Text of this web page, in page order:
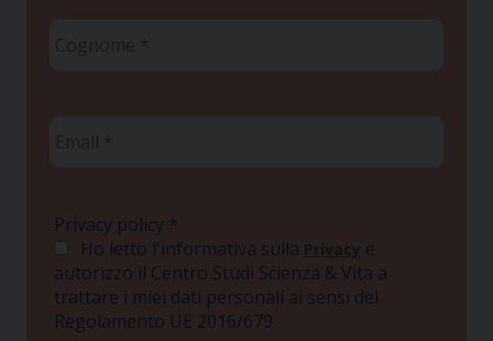
Privacy policy *
Ho letto l'informativa sulla Privacy e
autorizzo il Centro Studi Scienza & Vita a
trattare i miei dati personali ai sensi del
Regolamento UE 2016/679